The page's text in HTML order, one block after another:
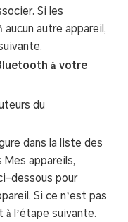
Si les
autre appareil,
à votre
du
dans la liste des
Mes appareils,
dessous pour
Si ce n’est pas
l’étape suivante.